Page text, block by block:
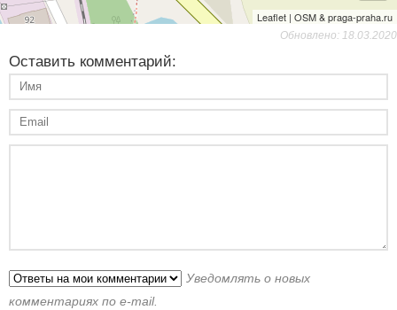
Leaflet | OSM & praga-praha.ru
Обновлено: 18.03.2020
Оставить комментарий:
Уведомлять о новых
комментариях по e-mail.